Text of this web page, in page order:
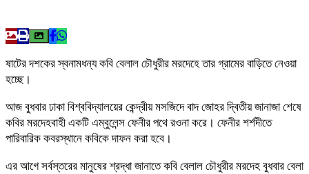
ষাটের দশকের স্বনামধন্য কবি বেলাল চৌধুরীর মরদেহে তার গ্রামের বাড়িতে নেওয়া
হচ্ছে।
আজ বুধবার ঢাকা বিশ্ববিদ্যালয়ের কেন্দ্রীয় মসজিদে বাদ জোহর দ্বিতীয় জানাজা শেষে
কবির মরদেহবাহী একটি এম্বুলেন্স ফেনীর পথে রওনা করে। ফেনীর শর্শদীতে
পারিবারিক কবরস্থানে কবিকে দাফন করা হবে।
এর আগে সর্বস্তরের মানুষের শ্রদ্ধা জানাতে কবি বেলাল চৌধুরীর মরদেহ বুধবার বেলা